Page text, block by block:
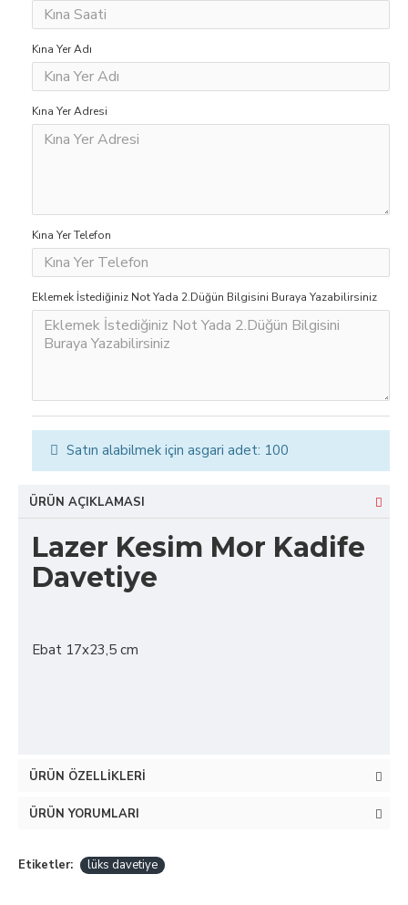
Kına Yer Adı
Kına Yer Adresi
Kına Yer Telefon
Eklemek İstediğiniz Not Yada 2.Düğün Bilgisini Buraya Yazabilirsiniz
Satın alabilmek için asgari adet: 100
ÜRÜN AÇIKLAMASI
Lazer Kesim Mor Kadife
Davetiye
Ebat 17x23,5 cm
ÜRÜN ÖZELLIKLERI
ÜRÜN YORUMLARI
Etiketler: lüks davetiye